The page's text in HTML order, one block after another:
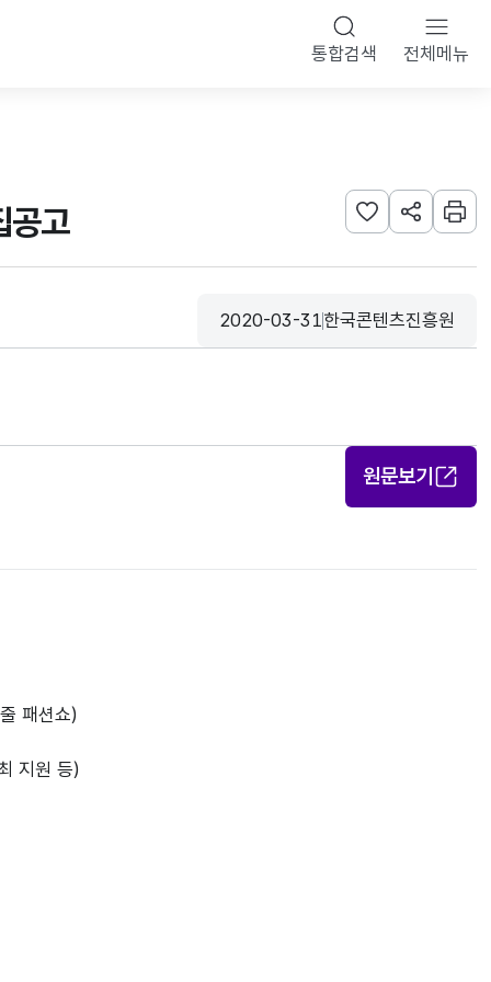
통합검색 전체메뉴
공고 관심사 등록하기
URL 공유하
인쇄
등록일
2020-03-31
수집기관
한국콘텐츠진흥원
원문보기
패션쇼)
지원 등)